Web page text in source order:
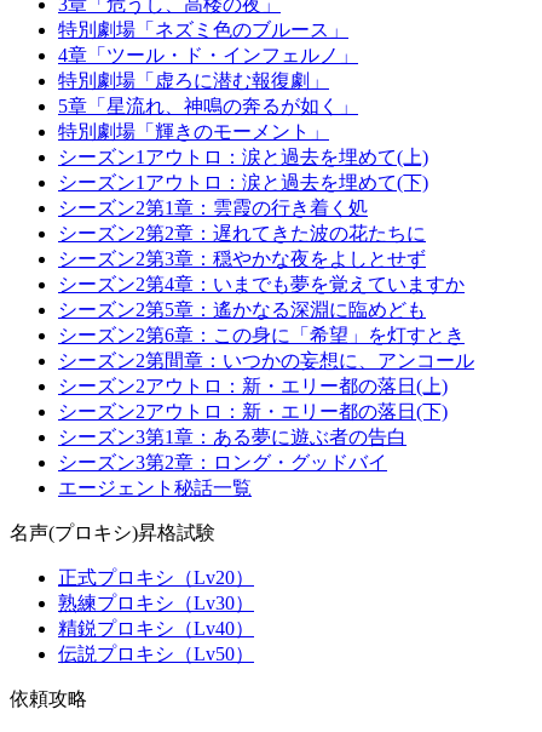
3章「危うし、高楼の夜」
特別劇場「ネズミ色のブルース」
4章「ツール・ド・インフェルノ」
特別劇場「虚ろに潜む報復劇」
5章「星流れ、神鳴の奔るが如く」
特別劇場「輝きのモーメント」
シーズン1アウトロ：涙と過去を埋めて(上)
シーズン1アウトロ：涙と過去を埋めて(下)
シーズン2第1章：雲霞の行き着く処
シーズン2第2章：遅れてきた波の花たちに
シーズン2第3章：穏やかな夜をよしとせず
シーズン2第4章：いまでも夢を覚えていますか
シーズン2第5章：遙かなる深淵に臨めども
シーズン2第6章：この身に「希望」を灯すとき
シーズン2第間章：いつかの妄想に、アンコール
シーズン2アウトロ：新・エリー都の落日(上)
シーズン2アウトロ：新・エリー都の落日(下)
シーズン3第1章：ある夢に遊ぶ者の告白
シーズン3第2章：ロング・グッドバイ
エージェント秘話一覧
名声(プロキシ)昇格試験
正式プロキシ（Lv20）
熟練プロキシ（Lv30）
精鋭プロキシ（Lv40）
伝説プロキシ（Lv50）
依頼攻略